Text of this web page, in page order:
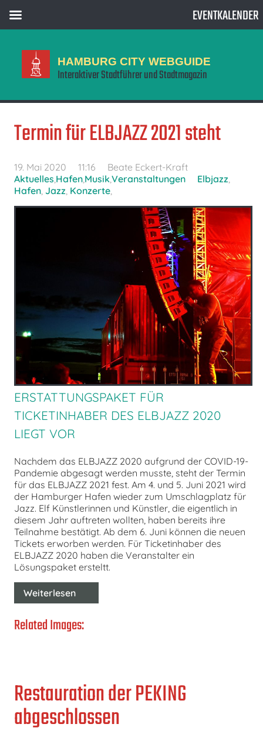
HAMBURG CITY WEBGUIDE
Interaktiver Stadtführer und Stadtmagazin
Termin für ELBJAZZ 2021 steht
19. Mai 2020 11:16
Beate Eckert-Kraft
Aktuelles Hafen Musik Veranstaltungen Elbjazz
Hafen Jazz Konzerte
ERSTATTUNGSPAKET FÜR
TICKETINHABER DES ELBJAZZ 2020
LIEGT VOR
Nachdem das ELBJAZZ 2020 aufgrund der COVID-19-
Pandemie abgesagt werden musste, steht der Termin
für das ELBJAZZ 2021 fest. Am 4. und 5. Juni 2021 wird
der Hamburger Hafen wieder zum Umschlagplatz für
Jazz. Elf Künstlerinnen und Künstler, die eigentlich in
diesem Jahr auftreten wollten, haben bereits ihre
Teilnahme bestätigt. Ab dem 6. Juni können die neuen
Tickets erworben werden. Für Ticketinhaber des
ELBJAZZ 2020 haben die Veranstalter ein
Lösungspaket ersteltt.
Weiterlesen
Related Images:
Restauration der PEKING
abgeschlossen
EVENTKALENDER